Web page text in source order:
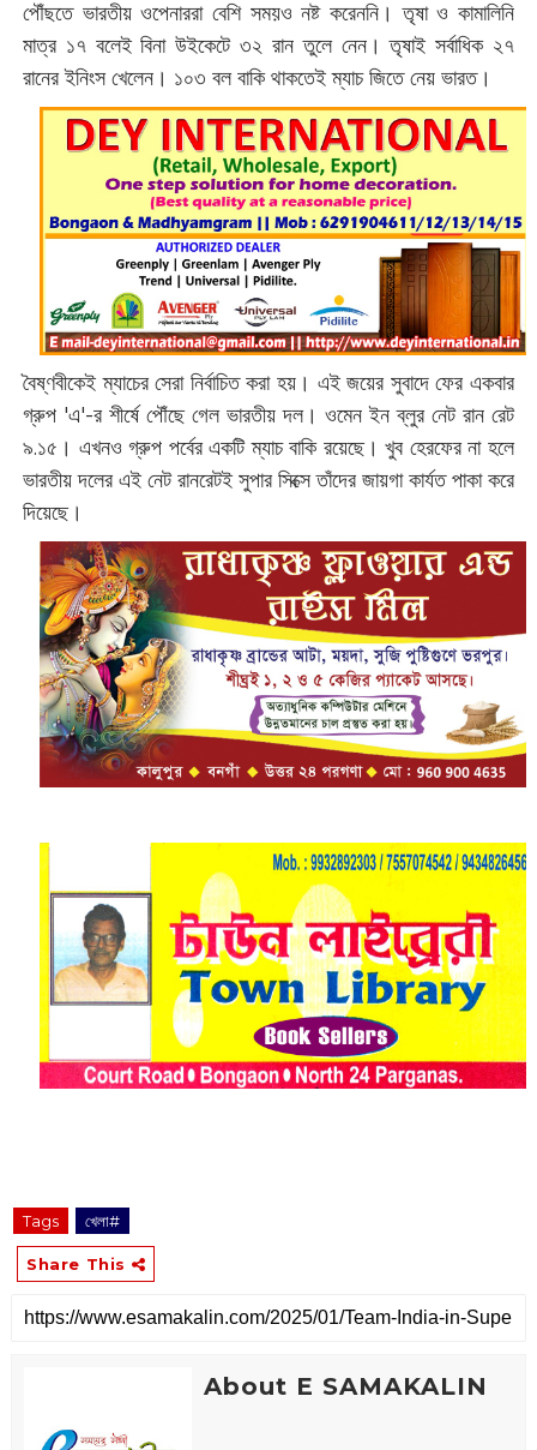
পৌঁছতে ভারতীয় ওপেনাররা বেশি সময়ও নষ্ট করেননি। তৃষা ও কামালিনি
মাত্র ১৭ বলেই বিনা উইকেটে ৩২ রান তুলে নেন। তৃষাই সর্বাধিক ২৭
রানের ইনিংস খেলেন। ১০৩ বল বাকি থাকতেই ম্যাচ জিতে নেয় ভারত।
বৈষ্ণবীকেই ম্যাচের সেরা নির্বাচিত করা হয়। এই জয়ের সুবাদে ফের একবার
গ্রুপ 'এ'-র শীর্ষে পৌঁছে গেল ভারতীয় দল। ওমেন ইন ব্লুর নেট রান রেট
৯.১৫। এখনও গ্রুপ পর্বের একটি ম্যাচ বাকি রয়েছে। খুব হেরফের না হলে
ভারতীয় দলের এই নেট রানরেটই সুপার সিক্সে তাঁদের জায়গা কার্যত পাকা করে
দিয়েছে।
Tags খেলা#
Share This
About E SAMAKALIN